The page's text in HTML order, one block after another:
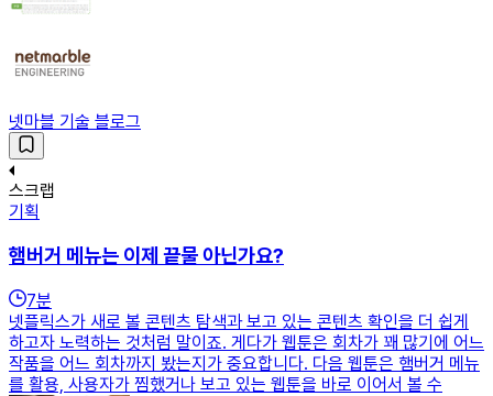
넷마블 기술 블로그
스크랩
기획
햄버거 메뉴는 이제 끝물 아닌가요?
7분
넷플릭스가 새로 볼 콘텐츠 탐색과 보고 있는 콘텐츠 확인을 더 쉽게
하고자 노력하는 것처럼 말이죠. 게다가 웹툰은 회차가 꽤 많기에 어느
작품을 어느 회차까지 봤는지가 중요합니다. 다음 웹툰은 햄버거 메뉴
를 활용, 사용자가 찜했거나 보고 있는 웹툰을 바로 이어서 볼 수